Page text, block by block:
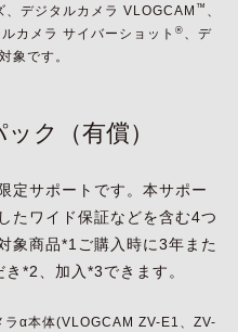
、デジタルカメラ VLOGCAM ™ 、
カメラ サイバーショット ® 、デ
象です。
ク（有償）
定サポートです。本サポー
たワイド保証などを含む4つ
象商品*1ご購入時に3年また
*2、加入*3できます。
α本体(VLOGCAM ZV-E1、ZV-